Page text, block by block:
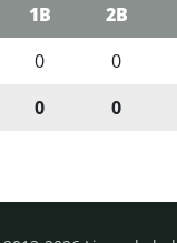
1B 2B
0 0
0 0